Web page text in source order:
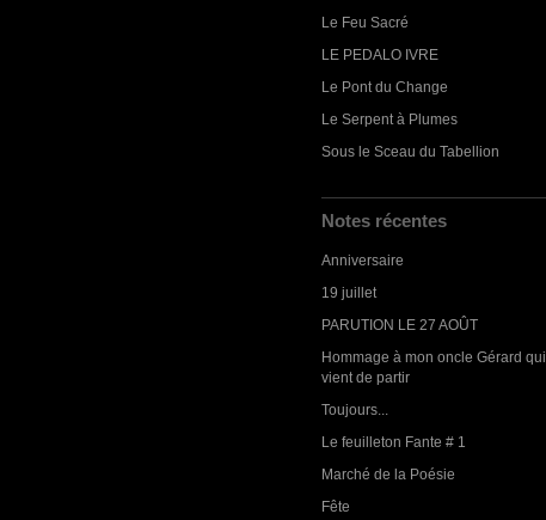
Le Feu Sacré
LE PEDALO IVRE
Le Pont du Change
Le Serpent à Plumes
Sous le Sceau du Tabellion
Notes récentes
Anniversaire
19 juillet
PARUTION LE 27 AOÛT
Hommage à mon oncle Gérard qui
vient de partir
Toujours...
Le feuilleton Fante # 1
Marché de la Poésie
Fête